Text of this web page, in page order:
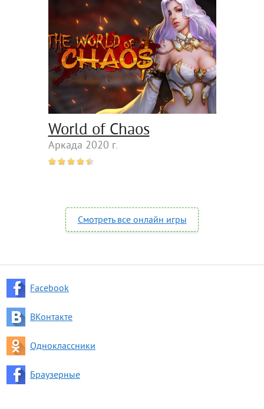
World of Chaos
Аркада 2020 г.
Смотреть все онлайн игры
Facebook
ВКонтакте
Одноклассники
Браузерные